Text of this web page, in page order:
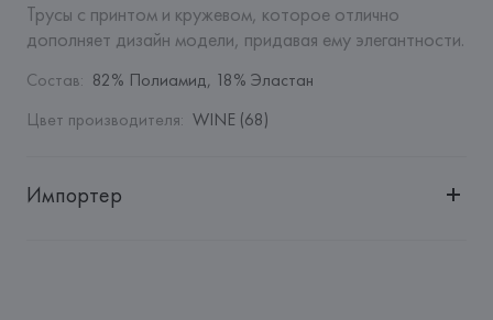
Трусы с принтом и кружевом, которое отлично
дополняет дизайн модели, придавая ему элегантности.
Состав: 82% Полиамид, 18% Эластан
Цвет производителя: WINE (68)
Импортер